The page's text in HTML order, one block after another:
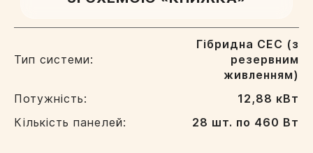
Тип системи:
Гібридна СЕС (з
резервним
живленням)
Потужність:
12,88 кВт
Кількість панелей:
28 шт. по 460 Вт